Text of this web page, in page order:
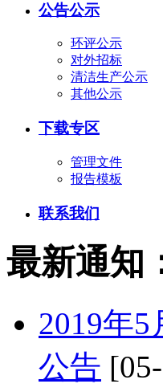
公告公示
环评公示
对外招标
清洁生产公示
其他公示
下载专区
管理文件
报告模板
联系我们
最新通知
2019年
公告